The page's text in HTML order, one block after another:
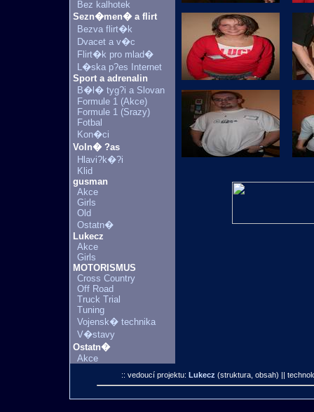
Bez kalhotek
Sezn�men� a flirt
Bezva flirt�k
Dvacet a v�c
Flirt�k pro mlad�
L�ska p?es Internet
Sport a adrenalin
B�l� tyg?i a Slovan
Formule 1 (Akce)
Formule 1 (Srazy)
Fotbal
Kon�ci
Voln� ?as
Hlavi?k�?i
Klid
gusman
Akce
Girls
Old
Ostatn�
Lukecz
Akce
Girls
MOTORISMUS
Cross Country
Off Road
Truck Trial
Tuning
Vojensk� technika
V�stavy
Ostatn�
Akce
:: vedoucí projektu: Lukecz (struktura, obsah) ||